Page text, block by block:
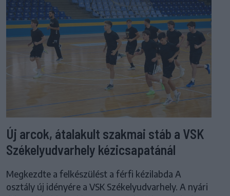
Új arcok, átalakult szakmai stáb a VSK
Székelyudvarhely kézicsapatánál
Megkezdte a felkészülést a férfi kézilabda A
osztály új idényére a VSK Székelyudvarhely. A nyári